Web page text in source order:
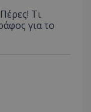
Τι
για το